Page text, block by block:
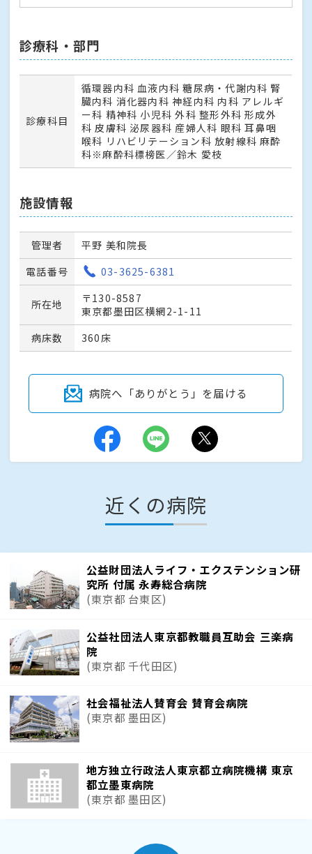
診療科・部門
診療科目
循環器内科 血液内科 糖尿病・代謝内科 腎
臓内科 消化器内科 神経内科 内科 アレルギ
ー科 精神科 小児科 外科 整形外科 形成外
科 皮膚科 泌尿器科 産婦人科 眼科 耳鼻咽
喉科 リハビリテーション科 放射線科 麻酔
科※麻酔科標榜医／鈴木 愛枝
施設情報
管理者
平野 美和院長
電話番号
03-3625-6381
所在地
〒130-8587
東京都墨田区横網2-1-11
病床数
360床
病院へ「ありがとう」を届ける
近くの病院
公益財団法人ライフ・エクステンション研
究所 付属 永寿総合病院
(東京都 台東区)
公益社団法人東京都教職員互助会 三楽病
院
(東京都 千代田区)
社会福祉法人賛育会 賛育会病院
(東京都 墨田区)
地方独立行政法人東京都立病院機構 東京
都立墨東病院
(東京都 墨田区)